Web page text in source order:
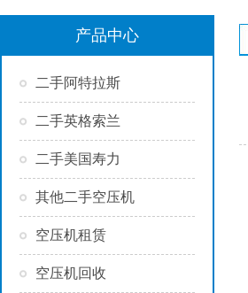
产品中心
二手阿特拉斯
二手英格索兰
二手美国寿力
其他二手空压机
空压机租赁
空压机回收